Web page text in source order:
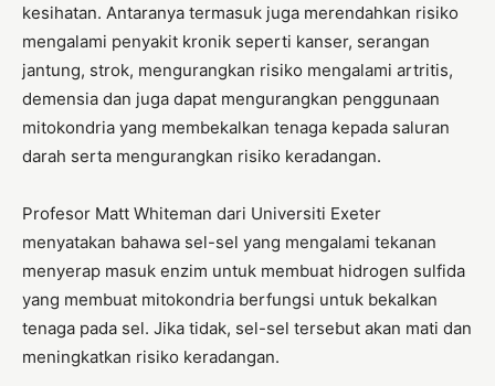
kesihatan. Antaranya termasuk juga merendahkan risiko
mengalami penyakit kronik seperti kanser, serangan
jantung, strok, mengurangkan risiko mengalami artritis,
demensia dan juga dapat mengurangkan penggunaan
mitokondria yang membekalkan tenaga kepada saluran
darah serta mengurangkan risiko keradangan.
Profesor Matt Whiteman dari Universiti Exeter
menyatakan bahawa sel-sel yang mengalami tekanan
menyerap masuk enzim untuk membuat hidrogen sulfida
yang membuat mitokondria berfungsi untuk bekalkan
tenaga pada sel. Jika tidak, sel-sel tersebut akan mati dan
meningkatkan risiko keradangan.